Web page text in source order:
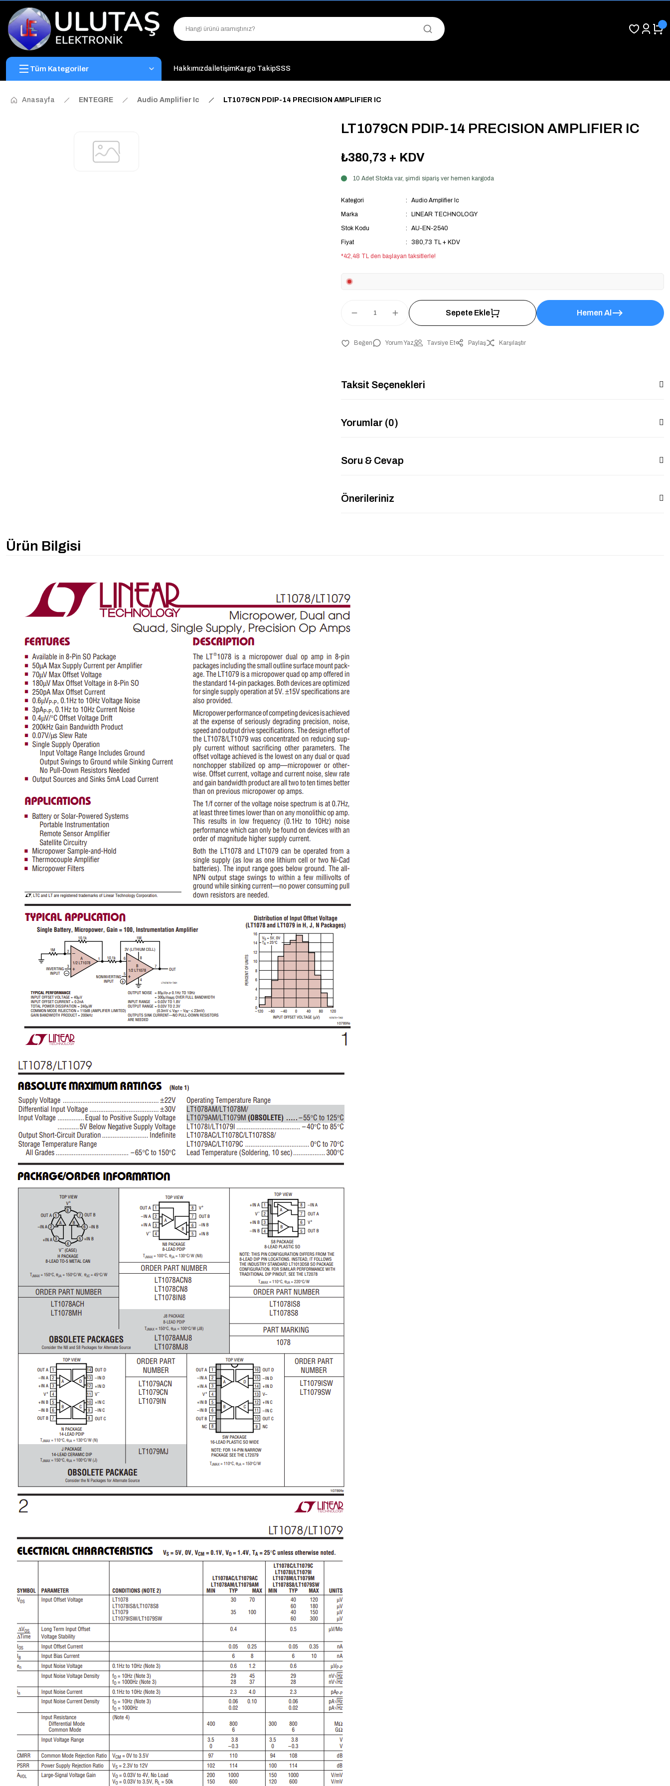
"Binlerce Ürün Çeşitliliği ile Stoktan Hemen Teslim."
"Toptan Fiyatına Perakende Satış Avantajını Kaçırmayın!"
Tüm Kategoriler HakkımızdaİletişimKargo TakipSSS
Anasayfa ENTEGRE Audio Amplifier Ic LT1079CN PDIP-14 PRECISION AMPLIFIER IC
LT1079CN PDIP-14 PRECISION AMPLIFIER IC
₺380,73 + KDV
10 Adet Stokta var, şimdi sipariş ver hemen kargoda
Kategori
Audio Amplifier Ic
Marka
LINEAR TECHNOLOGY
Stok Kodu
AU-EN-2540
Fiyat
380,73 TL + KDV
*42,48 TL den başlayan taksitlerle!
Sepete Ekle Hemen Al
Yorum Yaz Tavsiye Et Paylaş Karşılaştır
Taksit Seçenekleri
Yorumlar (0)
Soru & Cevap
Önerileriniz
Ürün Bilgisi